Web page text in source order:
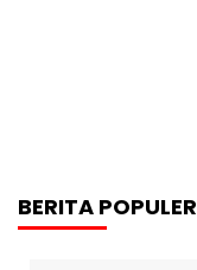
BERITA POPULER